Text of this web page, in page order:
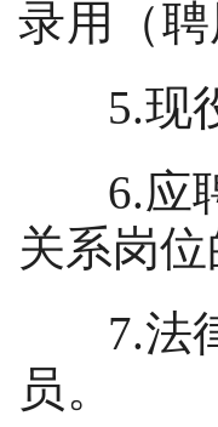
录用（
5.现
6.应
关系岗
7.法
员。